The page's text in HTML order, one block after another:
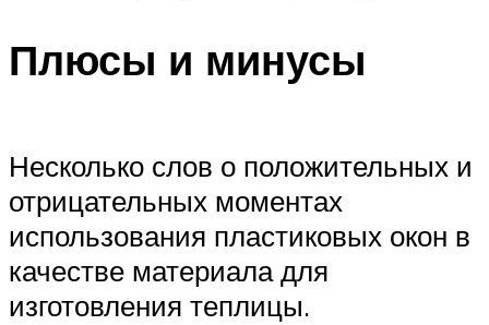
Плюсы и минусы
Несколько слов о положительных и
отрицательных моментах
использования пластиковых окон в
качестве материала для
изготовления теплицы.